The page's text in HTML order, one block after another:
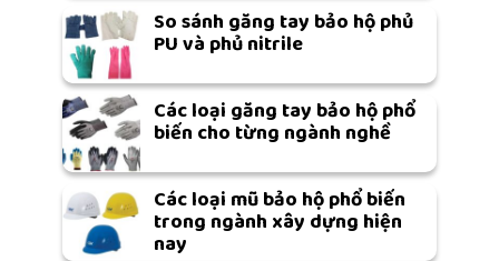
So sánh găng tay bảo hộ phủ
PU và phủ nitrile
Các loại găng tay bảo hộ phổ
biến cho từng ngành nghề
Các loại mũ bảo hộ phổ biến
trong ngành xây dựng hiện
nay